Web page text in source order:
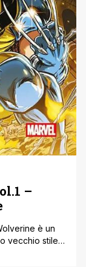
–
è un
vecchio stile,